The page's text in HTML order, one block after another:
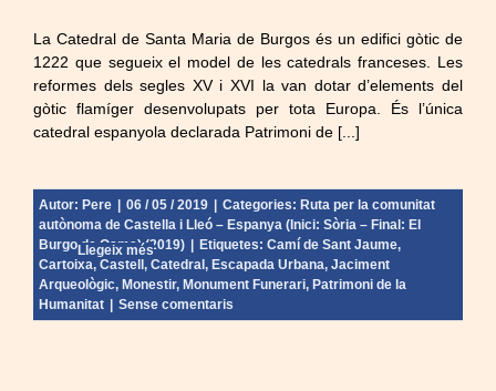
La Catedral de Santa Maria de Burgos és un edifici gòtic de
1222 que segueix el model de les catedrals franceses. Les
reformes dels segles XV i XVI la van dotar d’elements del
gòtic flamíger desenvolupats per tota Europa. És l’única
catedral espanyola declarada Patrimoni de [...]
Autor: Pere 06 / 05 / 2019 Categories: Ruta per la comunitat
autònoma de Castella i Lleó – Espanya (Inici: Sòria – Final: El
Burgo de Osma) (2019)
Etiquetes: Camí de Sant Jaume,
Cartoixa, Castell , Catedral , Escapada Urbana, Jaciment
Arqueològic, Monestir, Monument Funerari, Patrimoni de la
Humanitat
Sense comentaris
Llegeix més